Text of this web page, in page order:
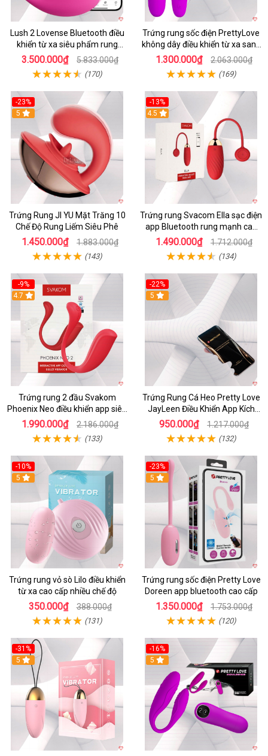
Lush 2 Lovense Bluetooth điều
khiển từ xa siêu phẩm rung
mạnh
3.500.000₫ 5.833.000₫
(170)
Trứng rung sốc điện PrettyLove
không dây điều khiển từ xa sang
chảnh
1.300.000₫ 2.063.000₫
(169)
-23%
5
Trứng Rung JI YU Mặt Trăng 10
Chế Độ Rung Liếm Siêu Phê
1.450.000₫ 1.883.000₫
(143)
-13%
4.5
Trứng rung Svacom Ella sạc điện
app Bluetooth rung mạnh cao
cấp
1.490.000₫ 1.712.000₫
(134)
-9%
4.7
Trứng rung 2 đầu Svakom
Phoenix Neo điều khiển app siêu
phê
1.990.000₫ 2.186.000₫
(133)
-22%
5
Trứng Rung Cá Heo Pretty Love
JayLeen Điều Khiển App Kích
Thích
950.000₫ 1.217.000₫
(132)
-10%
5
Trứng rung vỏ sò Lilo điều khiển
từ xa cao cấp nhiều chế độ
350.000₫ 388.000₫
(131)
-23%
5
Trứng rung sốc điện Pretty Love
Doreen app bluetooth cao cấp
1.350.000₫ 1.753.000₫
(120)
-31%
5
-16%
5